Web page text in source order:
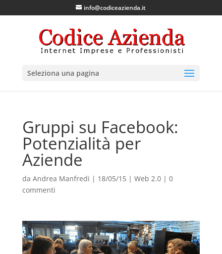
info@codiceazienda.it
Seleziona una pagina
Gruppi su Facebook:
Potenzialità per
Aziende
da Andrea Manfredi | 18/05/15| Web 2.0| 0
commenti